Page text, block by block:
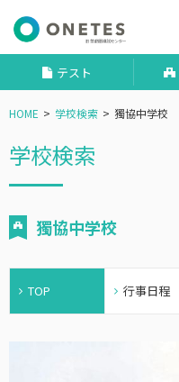
テスト
HOME 学校検索 獨協中学校
学校検索
獨協中学校
TOP 行事日程